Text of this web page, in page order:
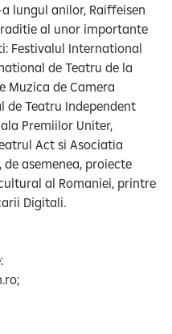
lungul anilor, Raiffeisen
al unor importante
Festivalul International
de Teatru de la
Muzica de Camera
de Teatru Independent
Premiilor Uniter,
Act si Asociatia
asemenea, proiecte
al Romaniei, printre
Digitali.